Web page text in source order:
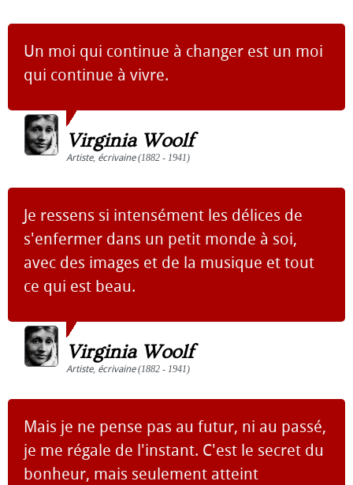
Un moi qui continue à changer est un moi
qui continue à vivre.
Virginia Woolf
Artiste, écrivaine(1882 - 1941)
Je ressens si intensément les délices de
s'enfermer dans un petit monde à soi,
avec des images et de la musique et tout
ce qui est beau.
Virginia Woolf
Artiste, écrivaine(1882 - 1941)
Mais je ne pense pas au futur, ni au passé,
je me régale de l'instant. C'est le secret du
bonheur, mais seulement atteint